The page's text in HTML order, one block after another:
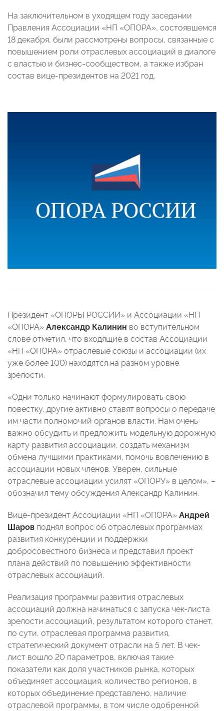
На заключительном в уходящем году заседании
Правления Ассоциации «НП «ОПОРА», состоявшемся
18 декабря, были рассмотрены вопросы, связанные с
повышением роли отраслевых ассоциаций в диалоге
с властью и бизнес-сообществом, а также избран
состав вице-президентов на 2021 год.
Президент «ОПОРЫ РОССИИ» и Ассоциации «НП
«ОПОРА» Александр Калинин во вступительном
слове отметил, что входящие в состав Ассоциации
«НП «ОПОРА» отраслевые союзы и ассоциации (их
уже более 100) находятся на разном уровне
зрелости.
«Одни только начинают формулировать свою
повестку, другие активно ставят вопросы о передаче
им части полномочий органов власти. Нам очень
важно обсудить и предложить модельную дорожную
карту развития ассоциации, создать механизм
обмена лучшими практиками, помочь вовлечению в
ассоциации новых членов. Уверен, сильные
отраслевые ассоциации усилят «ОПОРУ» в целом», –
обозначил тему обсуждения Александр Калинин.
Вице-президент Ассоциации «НП «ОПОРА» Андрей
Шаров поднял вопрос об отраслевых программах
развития конкуренции и поддержки
добросовестного бизнеса и представил проект
плана действий по повышению эффективности
отраслевых ассоциаций.
Реализация программы развития отраслевых
ассоциаций должна начинаться с запуска чек-листа
зрелости ассоциаций, результатом которого станет,
по сути, отраслевая программа развития,
стратегический документ отрасли на 5 лет. В чек-
лист вошло 20 параметров, включая такие
показатели как доля участников рынка, которых
объединяет ассоциация, количество регионов, в
которых объединение представлено, наличие
отраслевой программы, в том числе одобренной